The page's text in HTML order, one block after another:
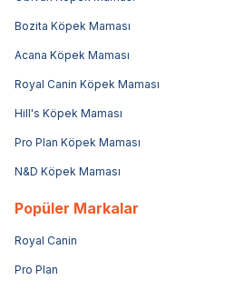
Bozita Köpek Maması
Acana Köpek Maması
Royal Canin Köpek Maması
Hill's Köpek Maması
Pro Plan Köpek Maması
N&D Köpek Maması
Popüler Markalar
Royal Canin
Pro Plan